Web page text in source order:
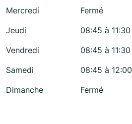
Mercredi
Fermé
Jeudi
08:45 à 11:30
Vendredi
08:45 à 11:30
Samedi
08:45 à 12:00
Dimanche
Fermé